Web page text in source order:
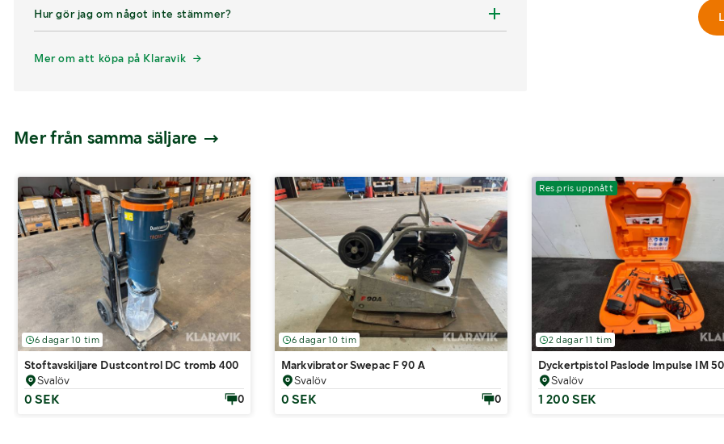
Hur gör jag om något inte stämmer?
Mer om att köpa på Klaravik
Mer från samma säljare
6 dagar 10 tim
Stoftavskiljare Dustcontrol DC tromb 400
Svalöv
0 SEK 0
6 dagar 10 tim
Markvibrator Swepac F 90 A
Svalöv
0 SEK 0
Res.pris uppnått
2 dagar 11 tim
Dyckertpistol Paslode Impulse IM
Svalöv
1 200 SEK